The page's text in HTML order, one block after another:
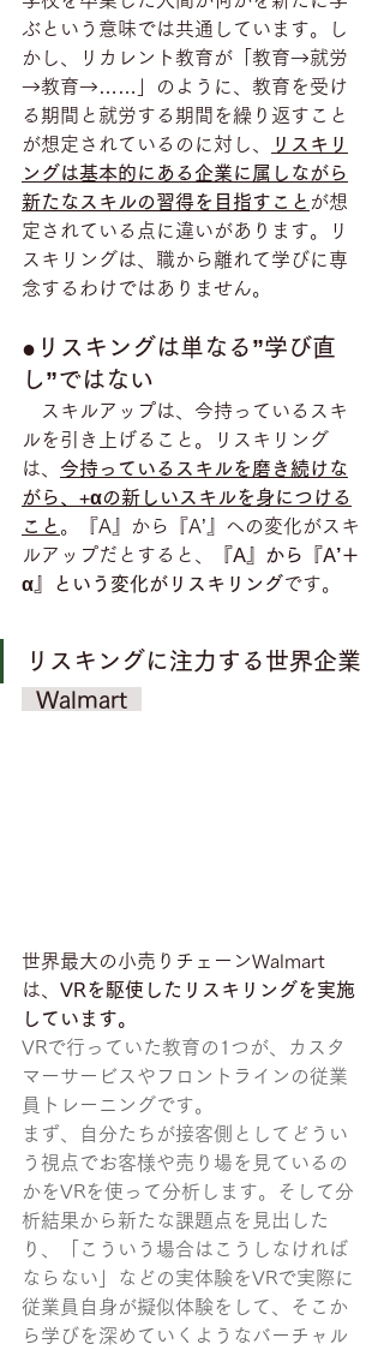
ぶという意味では共通しています。し
かし、リカレント教育が「教育→就労
→教育→……」のように、教育を受け
る期間と就労する期間を繰り返すこと
が想定されているのに対し、
リスキリ
ングは基本的にある企業に属しながら
新たなスキルの習得を目指すこと が想
定されている点に違いがあります。リ
スキリングは、職から離れて学びに専
念するわけではありません。
● リスキングは単なる”学び直
し”ではない
スキルアップは、今持っているスキ
ルを引き上げること。リスキリング
は、 今持っているスキルを磨き続けな
がら、+αの新しいスキルを身につける
こと 。『A』から『A’』への変化がスキ
ルアップだとすると、
『A』から『A’＋
α』という変化がリスキリングです。
リスキングに注力する世界企業
  Walmart
世界最大の小売りチェーンWalmart
は、 VRを駆使したリスキリングを実施
しています。
VRで行っていた教育の1つが、カスタ
マーサービスやフロントラインの従業
員トレーニングです。
まず、自分たちが接客側としてどうい
う視点でお客様や売り場を見ているの
かをVRを使って分析します。そして分
析結果から新たな課題点を見出した
り、「こういう場合はこうしなければ
ならない」などの実体験をVRで実際に
従業員自身が擬似体験をして、そこか
ら学びを深めていくようなバーチャル